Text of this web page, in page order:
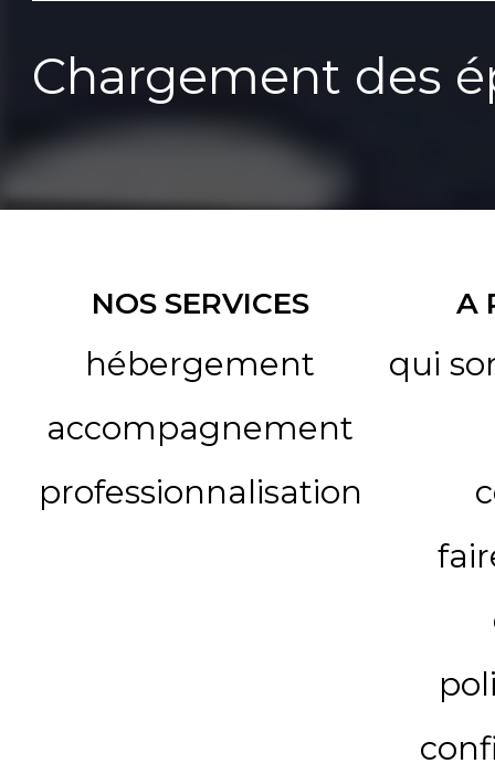
Chargement des
NOS SERVICES
hébergement
accompagnement
professionnalisation
A
qui